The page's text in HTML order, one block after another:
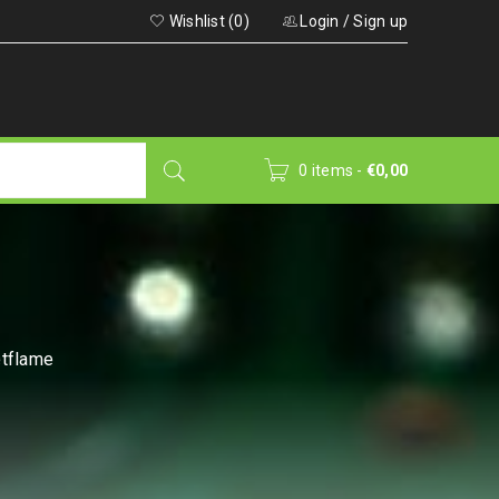
Login /Sign up
Wishlist (0)
0 items - €0,00